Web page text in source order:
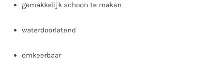
gemakkelijk schoon te maken
waterdoorlatend
omkeerbaar